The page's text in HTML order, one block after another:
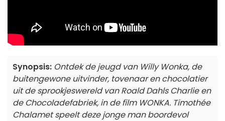
Synopsis: Ontdek de jeugd van Willy Wonka, de
buitengewone uitvinder, tovenaar en chocolatier
uit de sprookjeswereld van Roald Dahls Charlie en
de Chocoladefabriek, in de film WONKA. Timothée
Chalamet speelt deze jonge man boordevol